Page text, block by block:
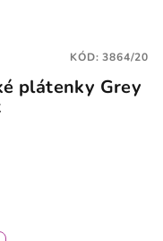
plátenky Grey
KÓD:3864/20